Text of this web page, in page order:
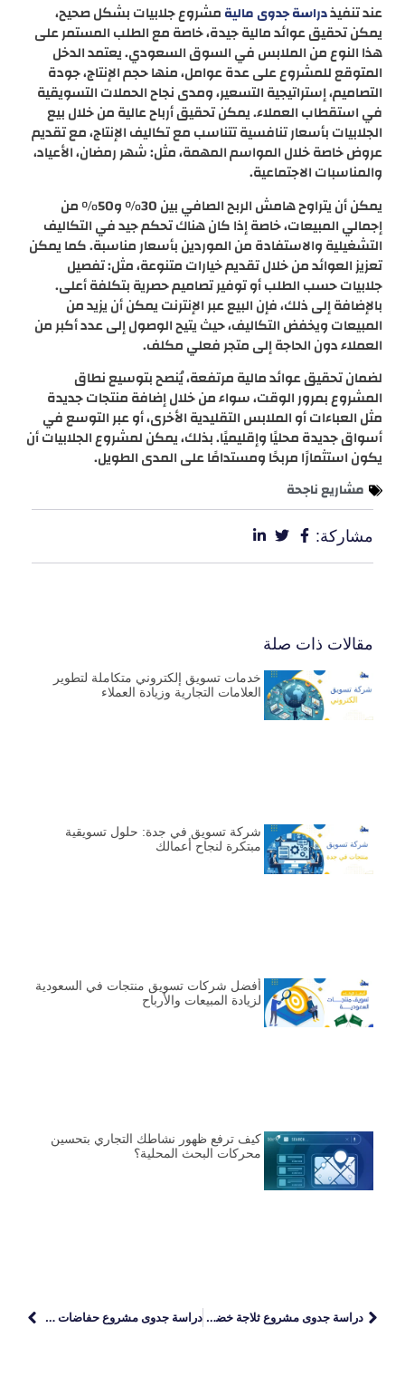
عند تنفيذدراسة جدوى ماليةمشروع جلابيات بشكل صحيح،
يمكن تحقيق عوائد مالية جيدة، خاصة مع الطلب المستمر على
هذا النوع من الملابس في السوق السعودي. يعتمد الدخل
المتوقع للمشروع على عدة عوامل، منها حجم الإنتاج، جودة
التصاميم، إستراتيجية التسعير، ومدى نجاح الحملات التسويقية
في استقطاب العملاء. يمكن تحقيق أرباح عالية من خلال بيع
الجلابيات بأسعار تنافسية تتناسب مع تكاليف الإنتاج، مع تقديم
عروض خاصة خلال المواسم المهمة، مثل: شهر رمضان، الأعياد،
والمناسبات الاجتماعية.
يمكن أن يتراوح هامش الربح الصافي بين 30% و50% من
إجمالي المبيعات، خاصة إذا كان هناك تحكم جيد في التكاليف
التشغيلية والاستفادة من الموردين بأسعار مناسبة. كما يمكن
تعزيز العوائد من خلال تقديم خيارات متنوعة، مثل: تفصيل
جلابيات حسب الطلب أو توفير تصاميم حصرية بتكلفة أعلى.
بالإضافة إلى ذلك، فإن البيع عبر الإنترنت يمكن أن يزيد من
المبيعات ويخفض التكاليف، حيث يتيح الوصول إلى عدد أكبر من
العملاء دون الحاجة إلى متجر فعلي مكلف.
لضمان تحقيق عوائد مالية مرتفعة، يُنصح بتوسيع نطاق
المشروع بمرور الوقت، سواء من خلال إضافة منتجات جديدة
مثل العباءات أو الملابس التقليدية الأخرى، أو عبر التوسع في
أسواق جديدة محليًا وإقليميًا. بذلك، يمكن لمشروع الجلابيات أن
يكون استثمارًا مربحًا ومستدامًا على المدى الطويل.
مشاريع ناجحة
مشاركة:
مقالات ذات صلة
خدمات تسويق إلكتروني متكاملة لتطوير
العلامات التجارية وزيادة العملاء
شركة تسويق في جدة: حلول تسويقية
مبتكرة لنجاح أعمالك
أفضل شركات تسويق منتجات في السعودية
لزيادة المبيعات والأرباح
كيف ترفع ظهور نشاطك التجاري بتحسين
محركات البحث المحلية؟
دراسة جدوى مشروع ثلاجة خضروات وفاكهة دراسة جدوى مشروع حفاضات أطفال